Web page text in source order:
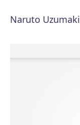
Naruto Uzumaki